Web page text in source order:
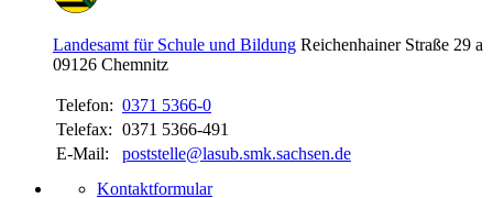
Landesamt für Schule und Bildung Reichenhainer Straße 29 a
09126 Chemnitz
Telefon: 0371 5366-0
Telefax: 0371 5366-491
E-Mail:
poststelle@lasub.smk.sachsen.de
Kontaktformular